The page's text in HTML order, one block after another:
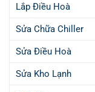
Lắp Điều Hoà
Sửa Chữa Chiller
Sửa Điều Hoà
Sửa Kho Lạnh